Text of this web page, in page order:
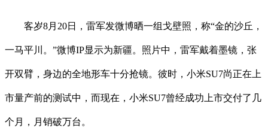
客岁8月20日，雷军发微博晒一组戈壁照，称“金的沙丘，
一马平川。”微博IP显示为新疆。照片中，雷军戴着墨镜，张
开双臂，身边的全地形车十分抢镜。彼时，小米SU7尚正在上
市量产前的测试中，而现在，小米SU7曾经成功上市交付了几
个月，月销破万台。